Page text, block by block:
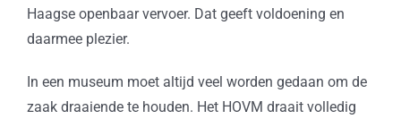
Haagse openbaar vervoer. Dat geeft voldoening en
daarmee plezier.
In een museum moet altijd veel worden gedaan om de
zaak draaiende te houden. Het HOVM draait volledig